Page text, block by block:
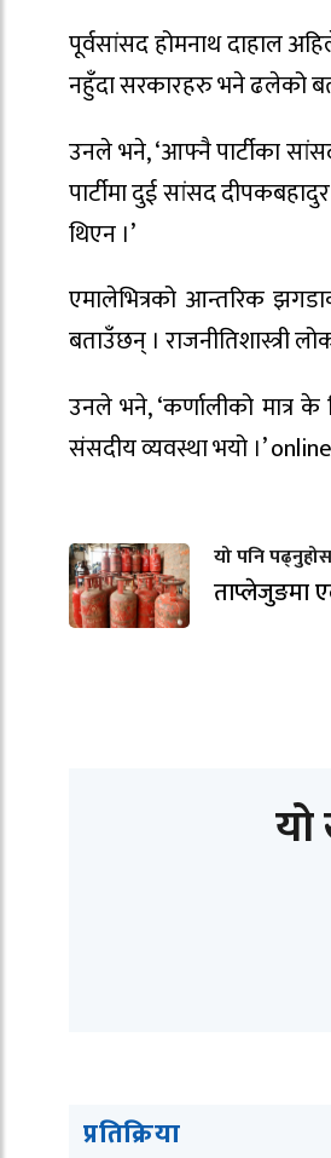
पूर्वसांसद होमनाथ दाहाल
नहुँदा सरकारहरु भने ढलेको
उनले भने, ‘आफ्नै पार्टीका
पार्टीमा दुई सांसद
थिएन ।’
एमालेभित्रको आन्तरिक
बताउँछन् । राजनीतिशास्त्री
उनले भने, ‘कर्णालीको मात्र के
संसदीय व्यवस्था भयो ।’
यो पनि पढ्नुहोस
ताप्लेजुङमा
प्रतिक्रिया